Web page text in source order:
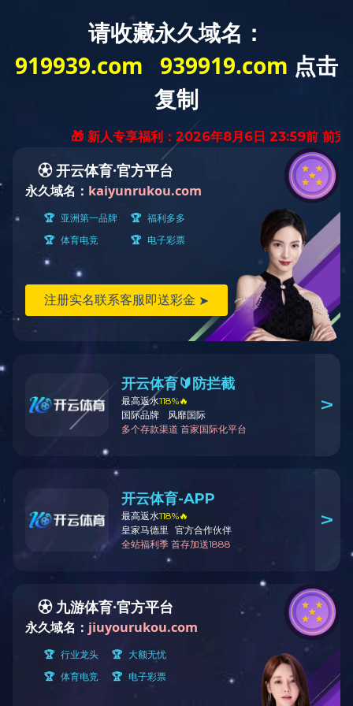
规划设计 居住球王会体育在线 商业球王会体育
万达广场（天津·河东）
老城厢•天街 海宁皮革城（一至六期）
赢聚投资商业广场